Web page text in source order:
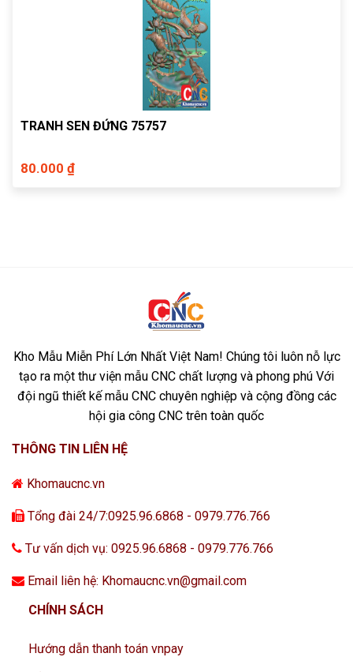
TRANH SEN ĐỨNG 75757
80.000 ₫
Kho Mẫu Miễn Phí Lớn Nhất Việt Nam! Chúng tôi luôn nỗ lực
tạo ra một thư viện mẫu CNC chất lượng và phong phú Với
đội ngũ thiết kế mẫu CNC chuyên nghiệp và cộng đồng các
hội gia công CNC trên toàn quốc
THÔNG TIN LIÊN HỆ
Khomaucnc.vn
Tổng đài 24/7:0925.96.6868 - 0979.776.766
Tư vấn dịch vụ: 0925.96.6868 - 0979.776.766
Email liên hệ: Khomaucnc.vn@gmail.com
CHÍNH SÁCH
Hướng dẫn thanh toán vnpay